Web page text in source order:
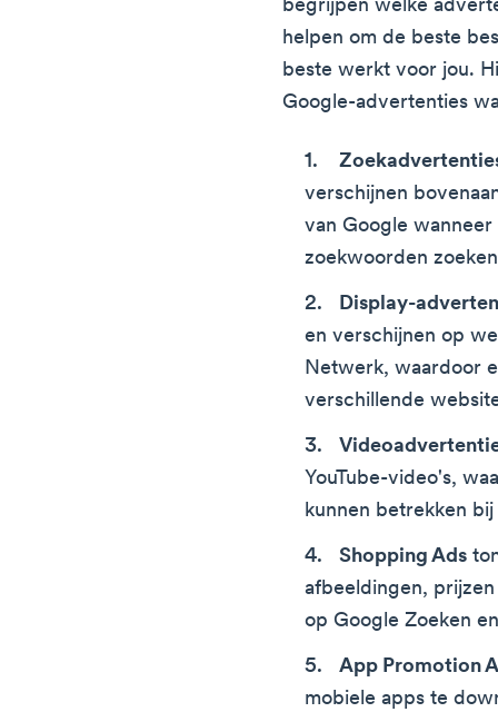
begrijpen welke
helpen om de beste
beste werkt voor jou.
Google-advertenties
verschijnen
van Google
zoekwoorden
Display-
en verschijnen op
Netwerk, waardoor
verschillende
YouTube-video's,
kunnen betrekken
Shopping Ads
afbeeldingen,
op Google Zoeken
App Promotion
mobiele apps te